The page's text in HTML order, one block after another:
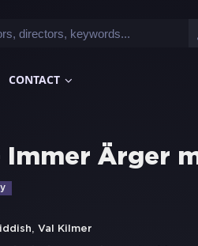
CONTACT
Immer Ärger
, Val Kilmer